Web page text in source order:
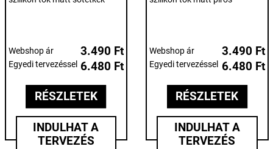
Webshop ár 3.490 Ft
Egyedi tervezéssel 6.480 Ft
RÉSZLETEK
INDULHAT A
TERVEZÉS
Webshop ár 3.490 Ft
Egyedi tervezéssel 6.480 Ft
RÉSZLETEK
INDULHAT A
TERVEZÉS